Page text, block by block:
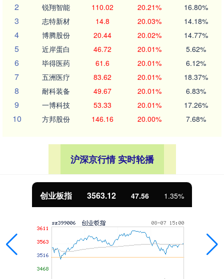
2 锐翔智能 110.02 20.21% 16.80%
3 志特新材 14.8 20.03% 14.18%
4 博腾股份 20.44 20.02% 14.77%
5 近岸蛋白 46.72 20.01% 5.62%
6 毕得医药 61.6 20.01% 6.12%
7 五洲医疗 83.62 20.01% 18.37%
8 耐科装备 49.67 20.01% 6.83%
9 一博科技 53.33 20.01% 17.26%
10 方邦股份 146.16 20.00% 7.68%
沪深京行情 实时轮播
基金指数 7242.10 12.30